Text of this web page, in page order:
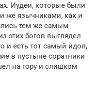
Иудеи, которые были
же язычниками, как и
тем же самым
этих богов выглядел
и есть тот самый идол,
в пустыне соратники
на гору и слишком